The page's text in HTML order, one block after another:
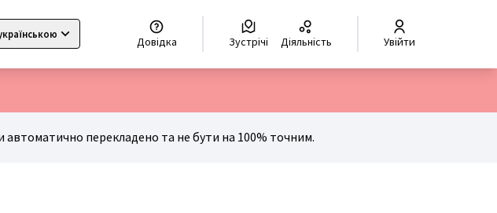
wählenChoose language Choisir la langue Scegli la linguaIzberi jezik Dil seçiniz
Довідка Зустрічі діяльність Увійти
автоматично перекладено та не бути на 100% точним.